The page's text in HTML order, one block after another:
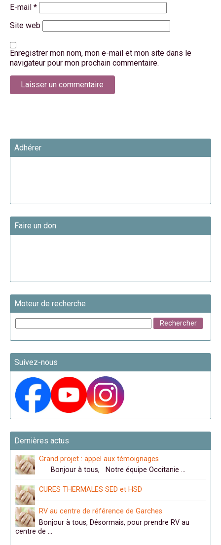
E-mail *
Site web
Enregistrer mon nom, mon e-mail et mon site dans le
navigateur pour mon prochain commentaire.
Adhérer
Faire un don
Moteur de recherche
Suivez-nous
Dernières actus
Grand projet : appel aux témoignages
Bonjour à tous, Notre équipe Occitanie …
CURES THERMALES SED et HSD
RV au centre de référence de Garches
Bonjour à tous, Désormais, pour prendre RV au
centre de …